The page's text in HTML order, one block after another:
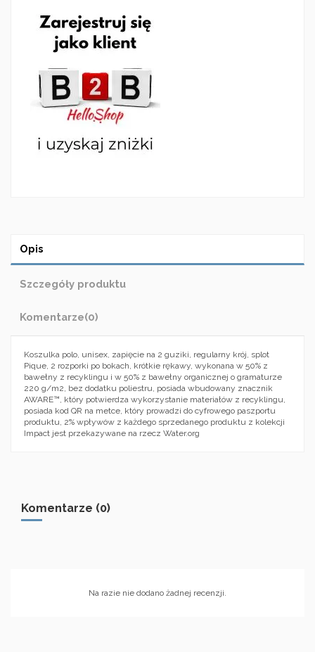
Opis
Szczegóły produktu
Komentarze(0)
Koszulka polo, unisex, zapięcie na 2 guziki, regularny krój, splot
Pique, 2 rozporki po bokach, krótkie rękawy, wykonana w 50% z
bawełny z recyklingu i w 50% z bawełny organicznej o gramaturze
220 g/m2, bez dodatku poliestru, posiada wbudowany znacznik
AWARE™, który potwierdza wykorzystanie materiałów z recyklingu,
posiada kod QR na metce, który prowadzi do cyfrowego paszportu
produktu, 2% wpływów z każdego sprzedanego produktu z kolekcji
Impact jest przekazywane na rzecz Water.org
Komentarze (0)
Na razie nie dodano żadnej recenzji.